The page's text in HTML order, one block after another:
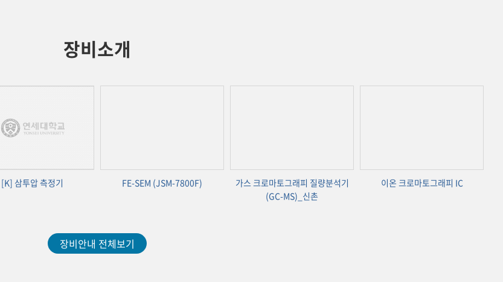
장비소개
[K] 삼투압 측정기 FE-SEM (JSM-7800F)
가스 크로마토그래피 질량분석기
(GC-MS)_신촌
이온 크로마토그래피 IC
장비안내 전체보기